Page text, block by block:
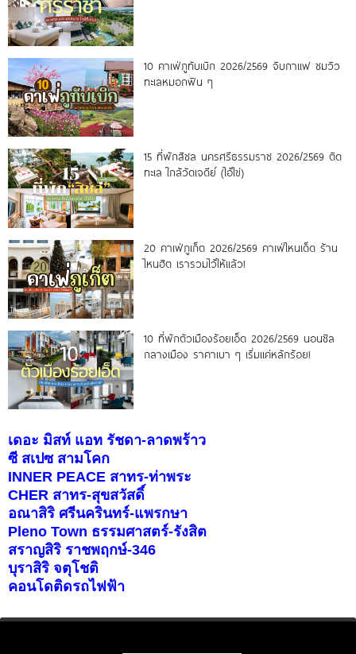
10 คาเฟ่ภูทับเบิก 2026/2569 จิบกาแฟ ชมวิว
ทะเลหมอกฟิน ๆ
15 ที่พักสิชล นครศรีธรรมราช 2026/2569 ติด
ทะเล ใกล้วัดเจดีย์ (ไอ้ไข่)
20 คาเฟ่ภูเก็ต 2026/2569 คาเฟ่ไหนเด็ด ร้าน
ไหนฮิต เรารวมไว้ให้แล้ว!
10 ที่พักตัวเมืองร้อยเอ็ด 2026/2569 นอนชิล
กลางเมือง ราคาเบา ๆ เริ่มแค่หลักร้อย!
เดอะ มิสท์ แอท รัชดา-ลาดพร้าว
ซี สเปซ สามโคก
INNER PEACE สาทร-ท่าพระ
CHER สาทร-สุขสวัสดิ์
อณาสิริ ศรีนครินทร์-แพรกษา
Pleno Town ธรรมศาสตร์-รังสิต
สราญสิริ ราชพฤกษ์-346
บุราสิริ จตุโชติ
คอนโดติดรถไฟฟ้า